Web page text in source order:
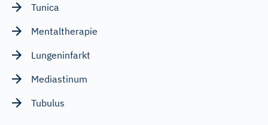
Tunica
Mentaltherapie
Lungeninfarkt
Mediastinum
Tubulus